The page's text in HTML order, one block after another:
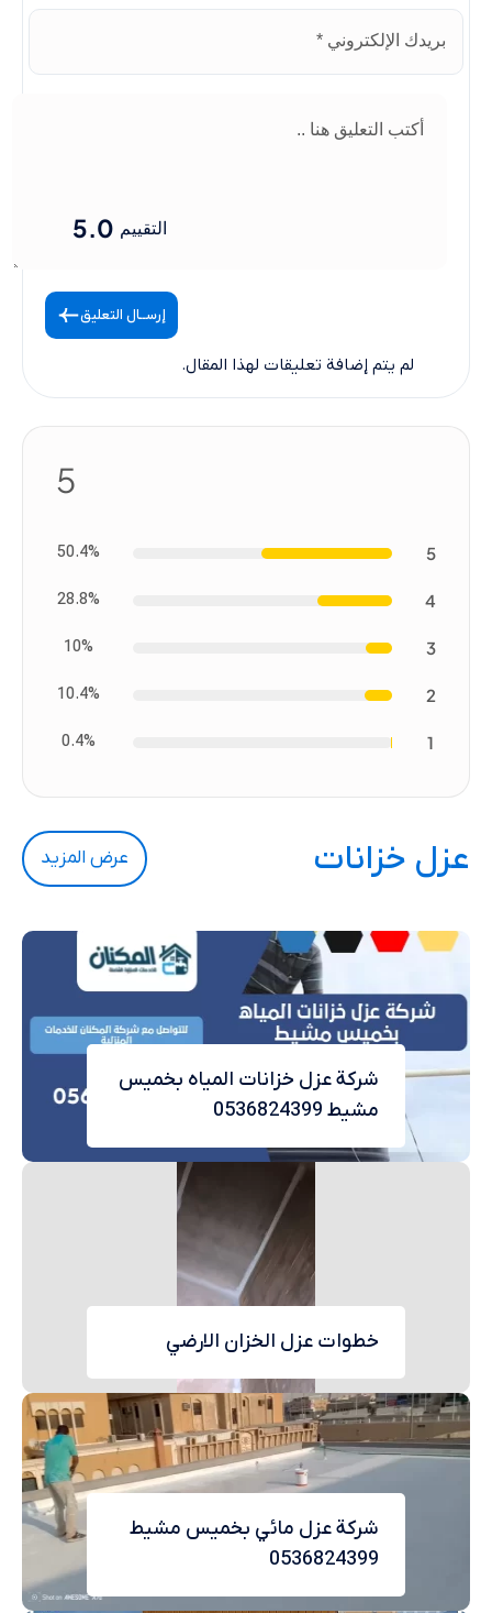
التقييم 5.0
إرســال التعليق
لم يتم إضافة تعليقات لهذا المقال.
5
5
50.4%
4
28.8%
3
10%
2
10.4%
1
0.4%
عزل خزانات عرض المزيد
شركة عزل خزانات المياه بخميس
مشيط 0536824399
خطوات عزل الخزان الارضي
شركة عزل مائي بخميس مشيط
0536824399